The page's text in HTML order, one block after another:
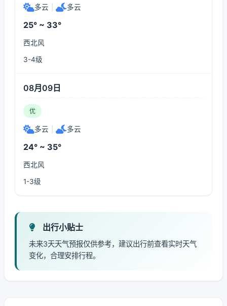
多云 多云
25° ~ 33°
西北风
3-4级
08月09日
优
多云 多云
24° ~ 35°
西北风
1-3级
出行小贴士
未来3天天气预报仅供参考，建议出行前查看实时天气
变化，合理安排行程。